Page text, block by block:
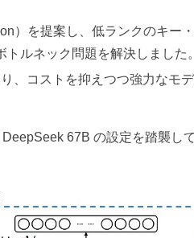
）を提案し、低ランクのキー
ルネック問題を解決しました。
、コストを抑えつつ強力なモ
67B の設定を踏襲し